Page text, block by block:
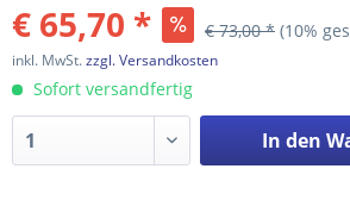
€ 65,70 * € 73,00 * (10%
inkl. MwSt.zzgl. Versandkosten
Sofort versandfertig
In den